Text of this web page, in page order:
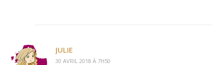
JULIE
30 AVRIL 2018 À 7H50